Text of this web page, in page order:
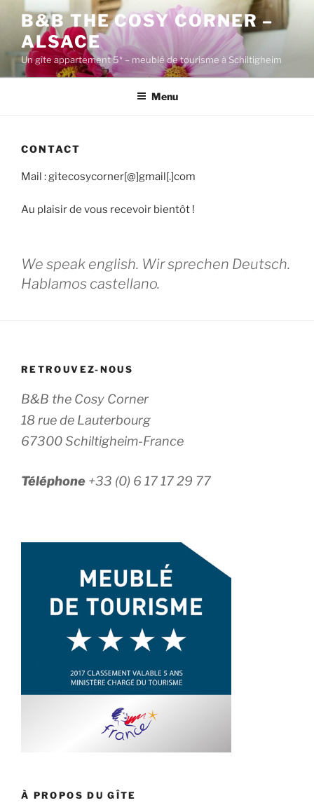
contenu
principal
B&B THE COSY CORNER –
ALSACE
Un gîte appartement 5* – meublé de tourisme à Schiltigheim
Menu
CONTACT
Mail : gitecosycorner[@]gmail[.]com
Au plaisir de vous recevoir bientôt !
We speak english. Wir sprechen Deutsch.
Hablamos castellano.
RETROUVEZ-NOUS
B&B the Cosy Corner
18 rue de Lauterbourg
67300 Schiltigheim-France
Téléphone +33 (0) 6 17 17 29 77
À PROPOS DU GÎTE